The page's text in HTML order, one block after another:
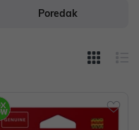
Poredak